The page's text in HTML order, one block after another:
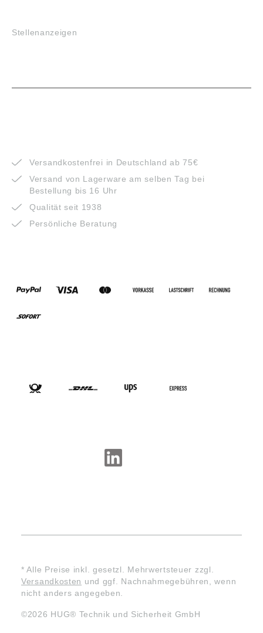
Stellenanzeigen
Versandkostenfrei in Deutschland ab 75€
Versand von Lagerware am selben Tag bei
Bestellung bis 16 Uhr
Qualität seit 1938
Persönliche Beratung
* Alle Preise inkl. gesetzl. Mehrwertsteuer zzgl.
Versandkosten und ggf. Nachnahmegebühren, wenn
nicht anders angegeben.
©2026 HUG® Technik und Sicherheit GmbH